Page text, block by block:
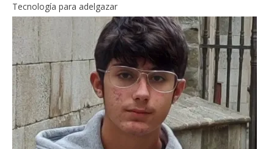
Tecnología para adelgazar